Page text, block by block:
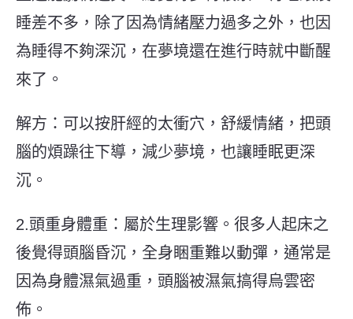
睡差不多，除了因為情緒壓力過多之外，也因
為睡得不夠深沉，在夢境還在進行時就中斷醒
來了。
解方：可以按肝經的太衝穴，舒緩情緒，把頭
腦的煩躁往下導，減少夢境，也讓睡眠更深
沉。
2.頭重身體重：屬於生理影響。很多人起床之
後覺得頭腦昏沉，全身睏重難以動彈，通常是
因為身體濕氣過重，頭腦被濕氣搞得烏雲密
佈。